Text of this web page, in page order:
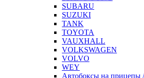
SUBARU
SUZUKI
TANK
TOYOTA
VAUXHALL
VOLKSWAGEN
VOLVO
WEY
Автобоксы на прицепы